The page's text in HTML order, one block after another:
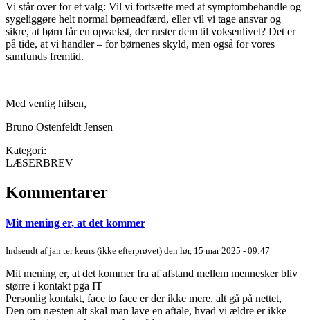
Vi står over for et valg: Vil vi fortsætte med at symptombehandle og
sygeliggøre helt normal børneadfærd, eller vil vi tage ansvar og
sikre, at børn får en opvækst, der ruster dem til voksenlivet? Det er
på tide, at vi handler – for børnenes skyld, men også for vores
samfunds fremtid.
Med venlig hilsen,
Bruno Ostenfeldt Jensen
Kategori:
LÆSERBREV
Kommentarer
Mit mening er, at det kommer
Indsendt afjan ter keurs (ikke efterprøvet) den lør, 15 mar 2025 - 09:47
Mit mening er, at det kommer fra af afstand mellem mennesker bliv
større i kontakt pga IT
Personlig kontakt, face to face er der ikke mere, alt gå på nettet,
Den om næsten alt skal man lave en aftale, hvad vi ældre er ikke